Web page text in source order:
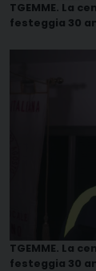
TGEMME. La
festeggia 30
TGEMME. La
festeggia 30